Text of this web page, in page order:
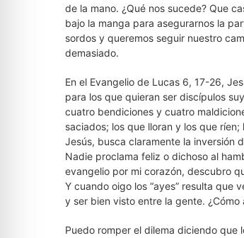
de la mano. ¿Qué nos sucede? Que
bajo la manga para asegurarnos la
sordos y queremos seguir nuestro
demasiado.
En el Evangelio de Lucas 6, 17-26,
para los que quieran ser discípulos
cuatro bendiciones y cuatro
saciados; los que lloran y los que
Jesús, busca claramente la inversión
Nadie proclama feliz o dichoso al
evangelio por mi corazón, descubro
Y cuando oigo los “ayes” resulta que
y ser bien visto entre la gente. ¿Cómo
Puedo romper el dilema diciendo que